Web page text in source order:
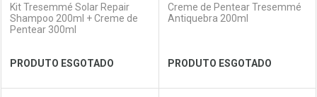
Ver Desconto Convênio Ver Desconto Convênio
Kit Tresemmé Solar Repair
Shampoo 200ml + Creme de
Pentear 300ml
PRODUTO ESGOTADO
Creme de Pentear Tresemmé
Antiquebra 200ml
PRODUTO ESGOTADO